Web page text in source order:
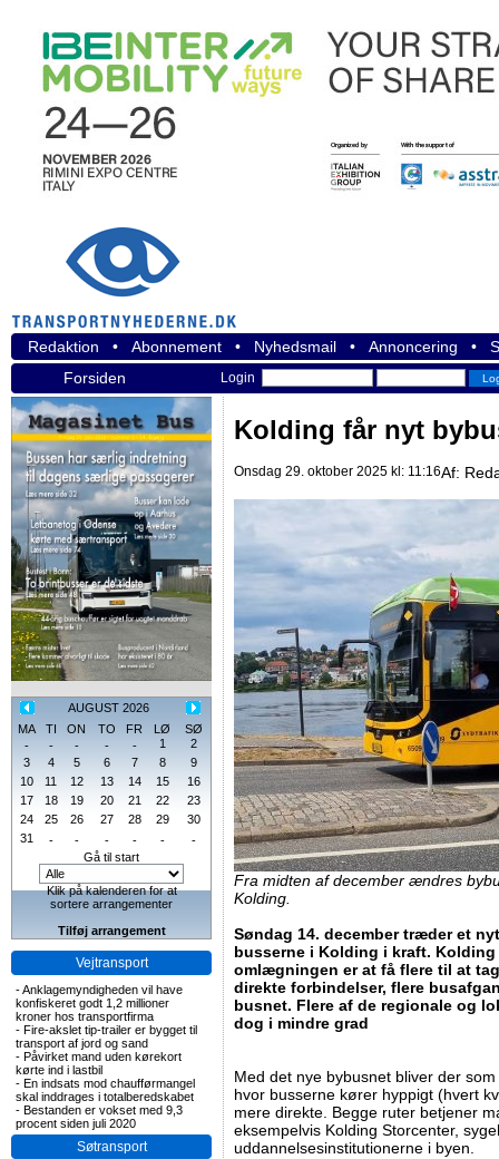
Redaktion • Abonnement • Nyhedsmail • Annoncering •
Forsiden
Login
AUGUST 2026
MA
TI ON TO FR LØ
SØ
-
- - - - 1
2
3
4 5 6 7 8
9
10
11 12 13 14 15
16
17
18 19 20 21 22
23
24
25 26 27 28 29
30
31
- - - - -
-
Gå til start
Klik på kalenderen for at
sortere arrangementer
Tilføj arrangement
Vejtransport
-Anklagemyndigheden vil have
konfiskeret godt 1,2 millioner
kroner hos transportfirma
- Fire-akslet tip-trailer er bygget til
transport af jord og sand
- Påvirket mand uden kørekort
kørte ind i lastbil
- En indsats mod chaufførmangel
skal inddrages i totalberedskabet
- Bestanden er vokset med 9,3
procent siden juli 2020
Søtransport
Kolding får nyt
Onsdag 29. oktober 2025 kl: 11:16Af:
Fra midten af december ændres
Kolding.
Søndag 14. december træder et
busserne i Kolding i kraft. Kolding
omlægningen er at få flere til at
direkte forbindelser, flere
busnet. Flere af de regionale og
dog i mindre grad
Med det nye bybusnet bliver der
hvor busserne kører hyppigt (hvert
mere direkte. Begge ruter betjener
eksempelvis Kolding Storcenter,
uddannelsesinstitutionerne i byen.